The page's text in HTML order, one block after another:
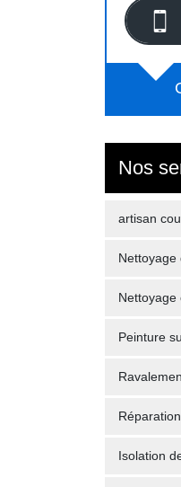
Nos
artisan
Nettoyage
Nettoyage
Peinture
Isolation